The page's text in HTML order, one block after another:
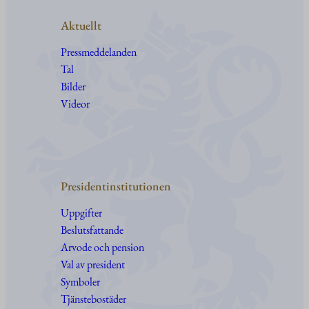
Aktuellt
Pressmeddelanden
Tal
Bilder
Videor
Presidentinstitutionen
Uppgifter
Beslutsfattande
Arvode och pension
Val av president
Symboler
Tjänstebostäder